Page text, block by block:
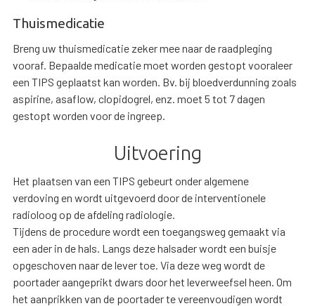
Thuismedicatie
Breng uw thuismedicatie zeker mee naar de raadpleging
vooraf. Bepaalde medicatie moet worden gestopt vooraleer
een TIPS geplaatst kan worden. Bv. bij bloedverdunning zoals
aspirine, asaflow, clopidogrel, enz. moet 5 tot 7 dagen
gestopt worden voor de ingreep.
Uitvoering
Het plaatsen van een TIPS gebeurt onder algemene
verdoving en wordt uitgevoerd door de interventionele
radioloog op de afdeling radiologie.
Tijdens de procedure wordt een toegangsweg gemaakt via
een ader in de hals. Langs deze halsader wordt een buisje
opgeschoven naar de lever toe. Via deze weg wordt de
poortader aangeprikt dwars door het leverweefsel heen. Om
het aanprikken van de poortader te vereenvoudigen wordt